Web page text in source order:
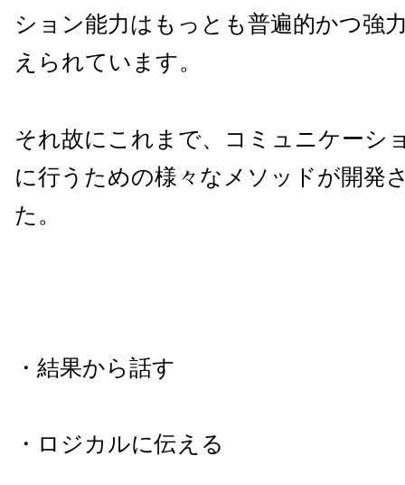
ション能力はもっとも普遍的かつ強
えられています。
それ故にこれまで、コミュニケーシ
に行うための様々なメソッドが開発
た。
・結果から話す
・ロジカルに伝える